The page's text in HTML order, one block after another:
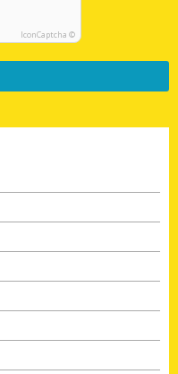
IconCaptcha ©